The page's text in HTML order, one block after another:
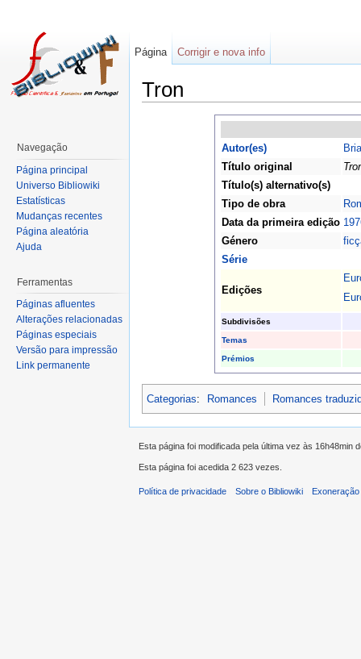
Tron
Autor(es)
Título original
Título(s) alternativo(s)
Tipo de obra
Data da primeira edição
Género
Série
Edições
Subdivisões
Temas
Prémios
Categorias: Romances Romances
Página Corrigir e nova info
Navegação
Página principal
Universo Bibliowiki
Estatísticas
Mudanças recentes
Página aleatória
Ajuda
Ferramentas
Páginas afluentes
Alterações relacionadas
Páginas especiais
Versão para impressão
Link permanente
Esta página foi modificada pela última vez às 16h48min
Esta página foi acedida 2 623 vezes.
Política de privacidade Sobre o Bibliowiki